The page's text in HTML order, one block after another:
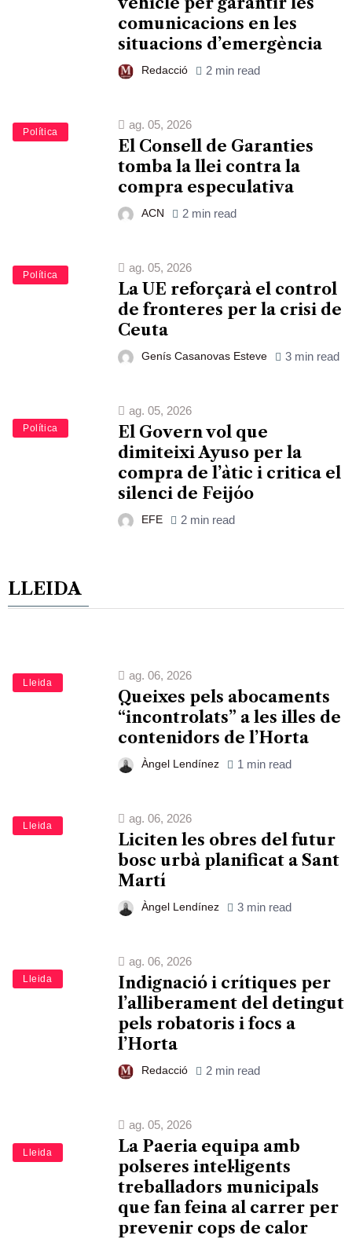
comunicacions en les
situacions d’emergència
Redacció 2 min read
Política
ag. 05, 2026
El Consell de Garanties
tomba la llei contra la
compra especulativa
ACN 2 min read
Política
ag. 05, 2026
La UE reforçarà el control
de fronteres per la crisi de
Ceuta
Genís Casanovas Esteve 3 min read
Política
ag. 05, 2026
El Govern vol que
dimiteixi Ayuso per la
compra de l’àtic i critica el
silenci de Feijóo
EFE 2 min read
LLEIDA
Lleida
ag. 06, 2026
Queixes pels abocaments
“incontrolats” a les illes de
contenidors de l’Horta
Àngel Lendínez 1 min read
Lleida
ag. 06, 2026
Liciten les obres del futur
bosc urbà planificat a Sant
Martí
Àngel Lendínez 3 min read
Lleida
ag. 06, 2026
Indignació i crítiques per
l’alliberament del detingut
pels robatoris i focs a
l’Horta
Redacció 2 min read
Lleida
ag. 05, 2026
La Paeria equipa amb
polseres intel·ligents
treballadors municipals
que fan feina al carrer per
prevenir cops de calor